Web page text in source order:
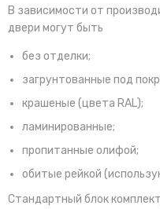
В зависимости от
двери могут быть
без отделки;
загрунтованные под
крашеные (цвета RAL);
ламинированные;
пропитанные олифой;
обитые рейкой
Стандартный блок